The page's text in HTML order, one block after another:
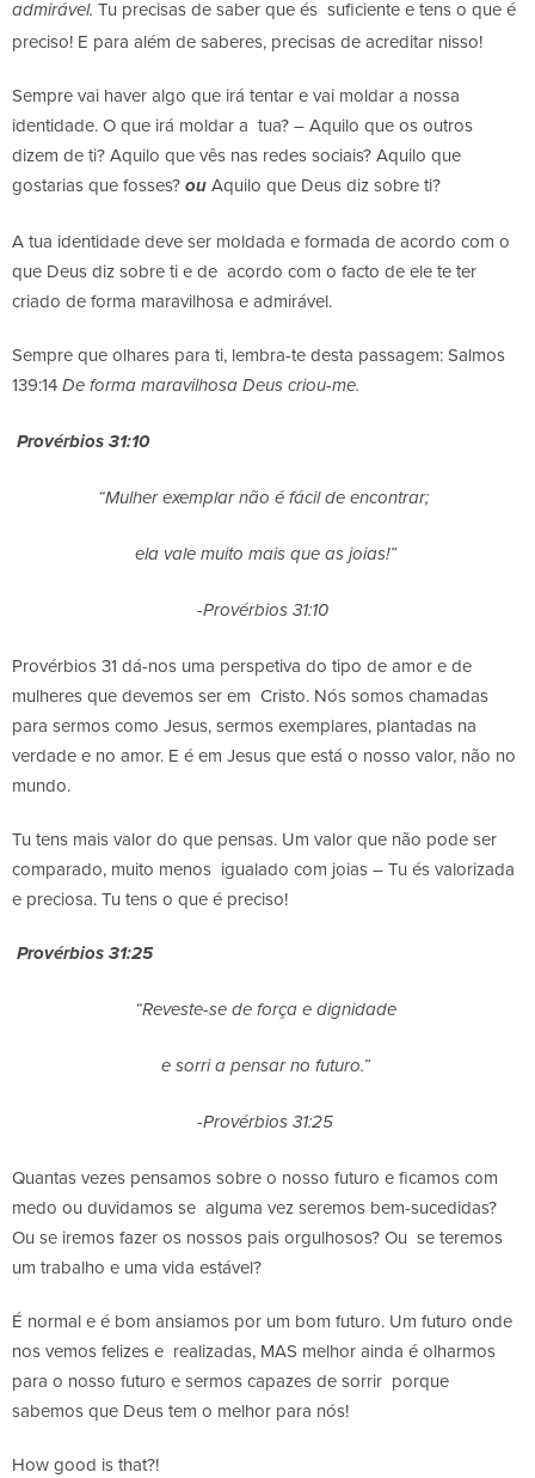
admirável. Tu precisas de saber que és suficiente e tens o que é
preciso! E para além de saberes, precisas de acreditar nisso!
Sempre vai haver algo que irá tentar e vai moldar a nossa
identidade. O que irá moldar a tua? – Aquilo que os outros
dizem de ti? Aquilo que vês nas redes sociais? Aquilo que
gostarias que fosses? ou Aquilo que Deus diz sobre ti?
A tua identidade deve ser moldada e formada de acordo com o
que Deus diz sobre ti e de acordo com o facto de ele te ter
criado de forma maravilhosa e admirável.
Sempre que olhares para ti, lembra-te desta passagem: Salmos
139:14 De forma maravilhosa Deus criou-me.
Provérbios 31:10
“Mulher exemplar não é fácil de encontrar;
ela vale muito mais que as joias!”
-Provérbios 31:10
Provérbios 31 dá-nos uma perspetiva do tipo de amor e de
mulheres que devemos ser em Cristo. Nós somos chamadas
para sermos como Jesus, sermos exemplares, plantadas na
verdade e no amor. E é em Jesus que está o nosso valor, não no
mundo.
Tu tens mais valor do que pensas. Um valor que não pode ser
comparado, muito menos igualado com joias – Tu és valorizada
e preciosa. Tu tens o que é preciso!
Provérbios 31:25
“Reveste-se de força e dignidade
e sorri a pensar no futuro.”
-Provérbios 31:25
Quantas vezes pensamos sobre o nosso futuro e ficamos com
medo ou duvidamos se alguma vez seremos bem-sucedidas?
Ou se iremos fazer os nossos pais orgulhosos? Ou se teremos
um trabalho e uma vida estável?
É normal e é bom ansiamos por um bom futuro. Um futuro onde
nos vemos felizes e realizadas, MAS melhor ainda é olharmos
para o nosso futuro e sermos capazes de sorrir porque
sabemos que Deus tem o melhor para nós!
How good is that?!